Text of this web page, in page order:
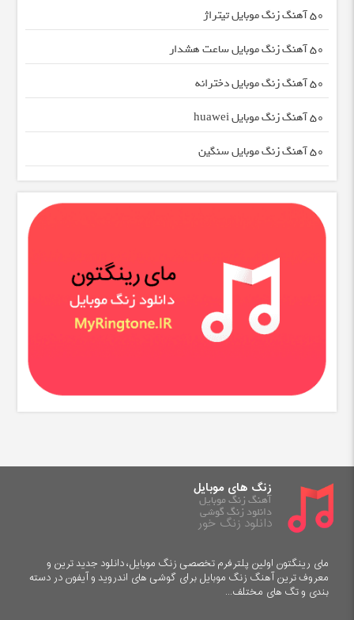
50 آهنگ زنگ موبایل تیتراژ
50 آهنگ زنگ موبایل ساعت هشدار
50 آهنگ زنگ موبایل دخترانه
50 آهنگ زنگ موبایل huawei
50 آهنگ زنگ موبایل سنگین
زنگ های موبایل
آهنگ زنگ موبایل
دانلود زنگ گوشی
دانلود زنگ خور
مای رینگتون اولین پلترفرم تخصصی زنگ موبایل، دانلود جدید ترین و
معروف ترین آهنگ زنگ موبایل برای گوشی های اندروید و آیفون در دسته
بندی و تگ های مختلف...